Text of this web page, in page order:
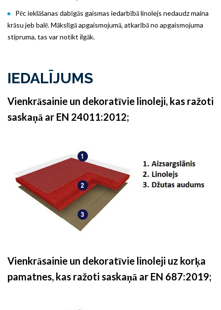
Pēc ieklāšanas dabīgās gaismas iedarbībā linolejs nedaudz maina
krāsu jeb balē. Mākslīgā apgaismojumā, atkarībā no apgaismojuma
stipruma, tas var notikt ilgāk.
IEDALĪJUMS
Vienkrāsainie un dekoratīvie linoleji, kas ražoti
saskaņā ar EN 24011:2012;
Vienkrāsainie un dekoratīvie linoleji uz korķa
pamatnes, kas ražoti saskaņā ar EN 687:2019;